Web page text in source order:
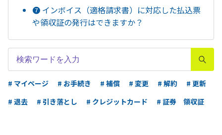
❼ インボイス（適格請求書）に対応した払込票
や領収証の発行はできますか？
# マイページ # お手続き # 補償 # 変更 # 解約
# 更新
# 退去
# 引き落とし # クレジットカード # 証券 領収証